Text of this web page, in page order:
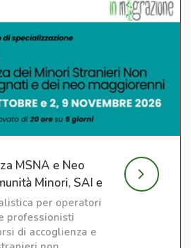
MSNA e Neo
Minori, SAI e
per operatori
professionisti
di accoglienza e